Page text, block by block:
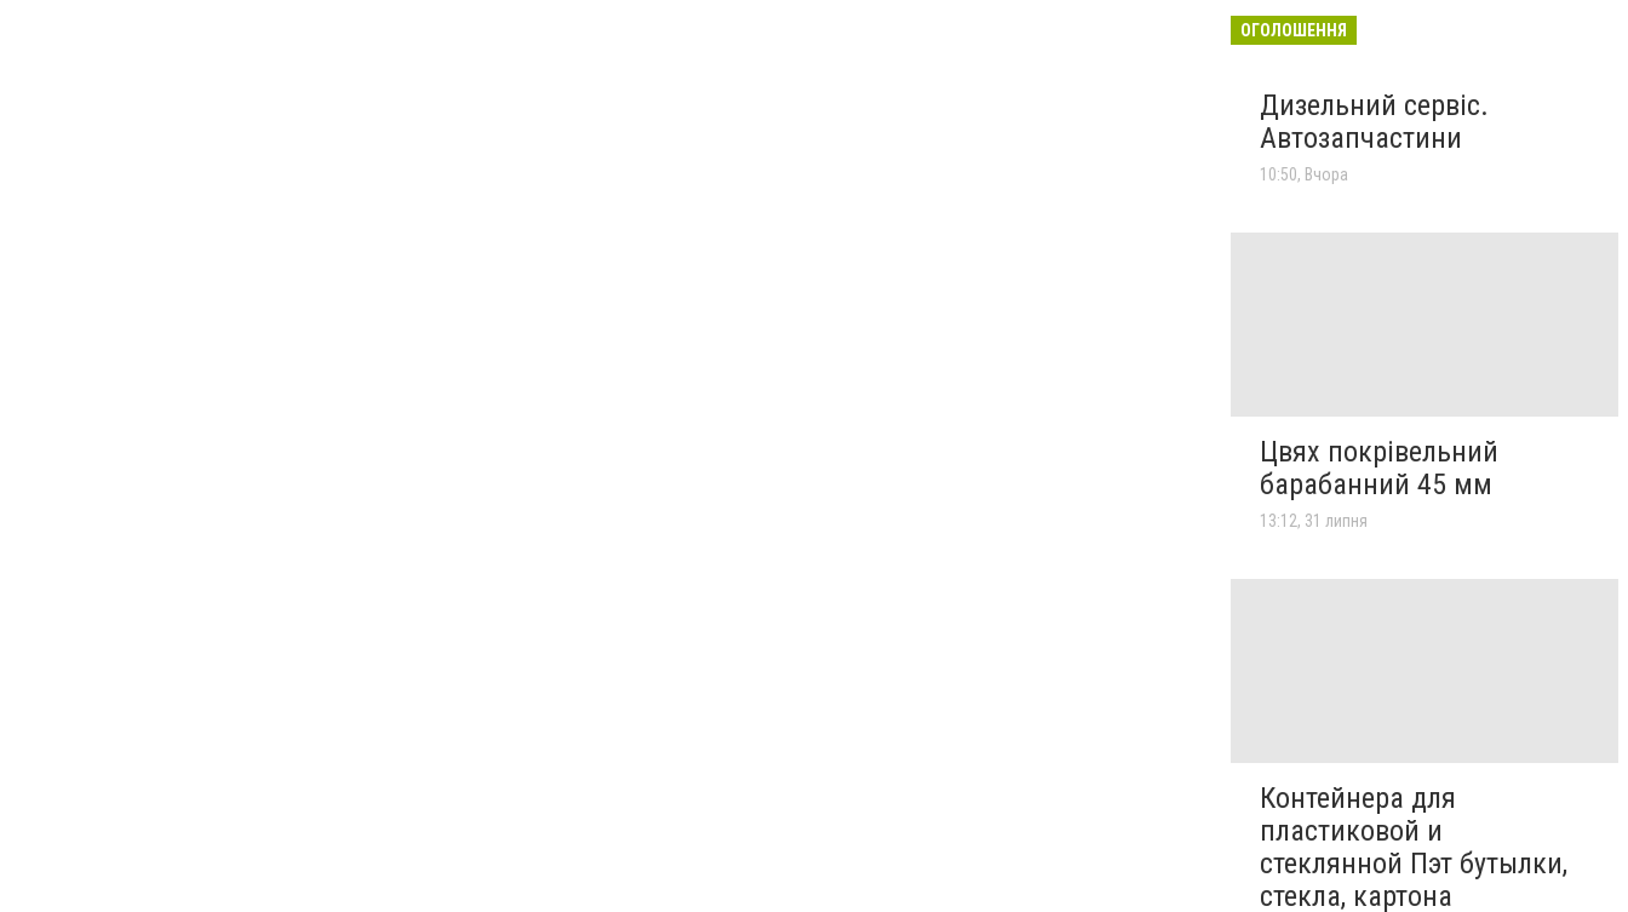
ОГОЛОШЕННЯ
Дизельний сервіс.
Автозапчастини
10:50, Вчора
Цвях покрівельний
барабанний 45 мм
13:12, 31 липня
Контейнера для
пластиковой и
стеклянной Пэт бутылки,
стекла, картона